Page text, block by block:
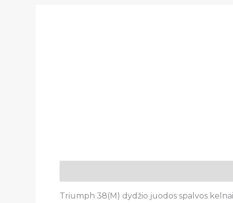
Triumph 38(M) dydžio juodos spalvos